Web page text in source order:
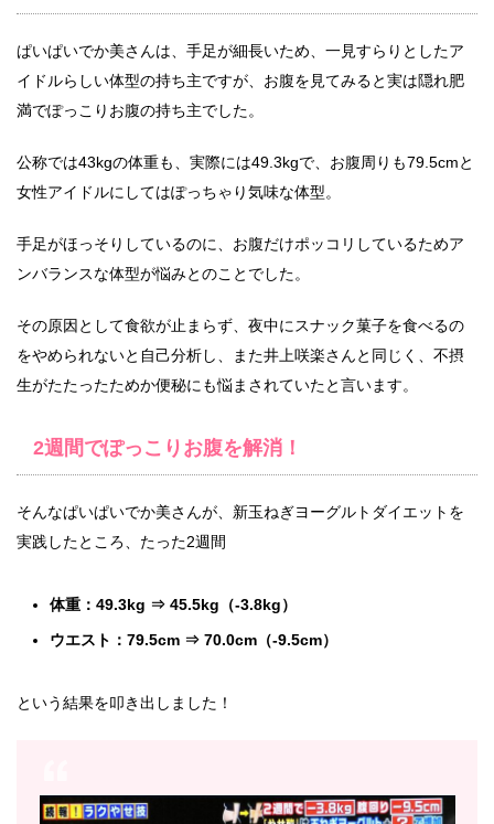
ぱいぱいでか美さんは、手足が細長いため、一見すらりとしたア
イドルらしい体型の持ち主ですが、お腹を見てみると実は隠れ肥
満でぽっこりお腹の持ち主でした。
公称では43kgの体重も、実際には49.3kgで、お腹周りも79.5cmと
女性アイドルにしてはぽっちゃり気味な体型。
手足がほっそりしているのに、お腹だけポッコリしているためア
ンバランスな体型が悩みとのことでした。
その原因として食欲が止まらず、夜中にスナック菓子を食べるの
をやめられないと自己分析し、また井上咲楽さんと同じく、不摂
生がたたったためか便秘にも悩まされていたと言います。
2週間でぽっこりお腹を解消！
そんなぱいぱいでか美さんが、新玉ねぎヨーグルトダイエットを
実践したところ、たった2週間
体重：49.3kg ⇒ 45.5kg（-3.8kg）
ウエスト：79.5cm ⇒ 70.0cm（-9.5cm）
という結果を叩き出しました！